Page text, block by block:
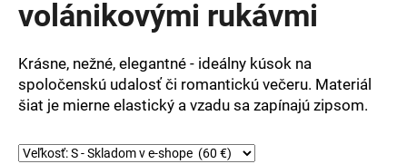
z
hviezdičiek.
volánikovými rukávmi
Krásne, nežné, elegantné - ideálny kúsok na
spoločenskú udalosť či romantickú večeru. Materiál
šiat je mierne elastický a vzadu sa zapínajú zipsom.